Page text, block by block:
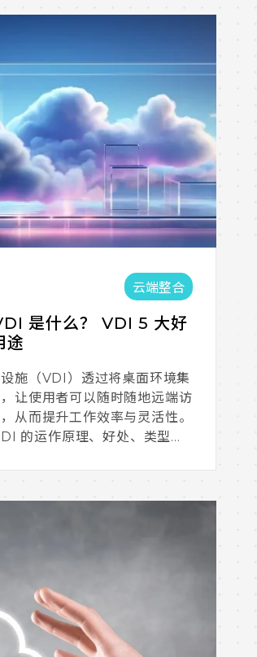
云端整合
是什么？ VDI 5 大好
途
施（VDI）透过将桌面环境集
让使用者可以随时随地远端访
从而提升工作效率与灵活性。
的运作原理、好处、类型及